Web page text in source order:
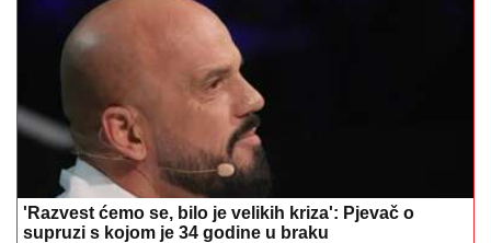
'Razvest ćemo se, bilo je velikih kriza': Pjevač o
supruzi s kojom je 34 godine u braku